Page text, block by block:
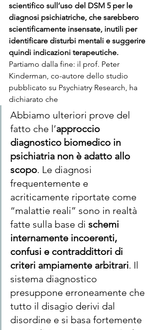
scientifico sull’uso del DSM 5 per le
diagnosi psichiatriche, che sarebbero
scientificamente insensate, inutili per
identificare disturbi mentali e suggerire
quindi indicazioni terapeutiche.
Partiamo dalla fine: il prof. Peter
Kinderman, co-autore dello studio
pubblicato su Psychiatry Research, ha
dichiarato che
Abbiamo ulteriori prove del
fatto che l’approccio
diagnostico biomedico in
psichiatria non è adatto allo
scopo. Le diagnosi
frequentemente e
acriticamente riportate come
“malattie reali” sono in realtà
fatte sulla base di schemi
internamente incoerenti,
confusi e contraddittori di
criteri ampiamente arbitrari. Il
sistema diagnostico
presuppone erroneamente che
tutto il disagio derivi dal
disordine e si basa fortemente